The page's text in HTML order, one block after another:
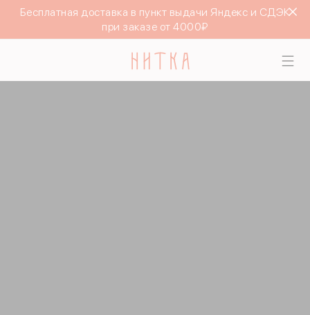
Бесплатная доставка в пункт выдачи Яндекс и СДЭК
при заказе от 4000₽